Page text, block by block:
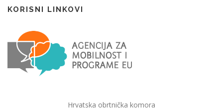
KORISNI LINKOVI
Hrvatska obrtnička komora